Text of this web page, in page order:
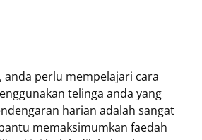
anda perlu mempelajari cara
telinga anda yang
harian adalah sangat
memaksimumkan faedah